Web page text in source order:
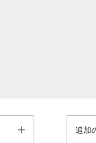
Toggle 追加